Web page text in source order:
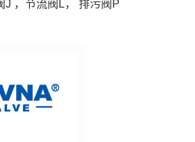
J ，节流阀L， 排污阀P